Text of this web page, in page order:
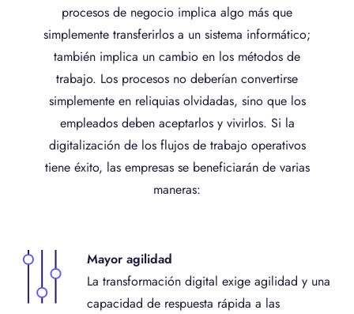
procesos de negocio implica algo más que
simplemente transferirlos a un sistema informático;
también implica un cambio en los métodos de
trabajo. Los procesos no deberían convertirse
simplemente en reliquias olvidadas, sino que los
empleados deben aceptarlos y vivirlos. Si la
digitalización de los flujos de trabajo operativos
tiene éxito, las empresas se beneficiarán de varias
maneras:
Mayor agilidad
La transformación digital exige agilidad y una
capacidad de respuesta rápida a las